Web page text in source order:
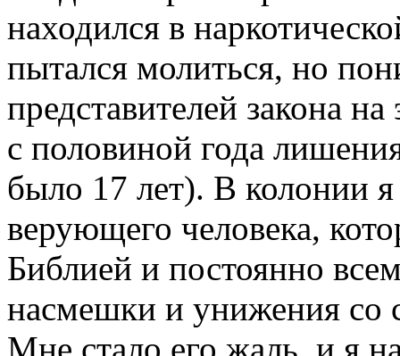
находился в
пытался молиться, но
представителей закона
с половиной года
было 17 лет). В колонии
верующего человека,
Библией и постоянно
насмешки и унижения со
Мне стало его жаль, и я